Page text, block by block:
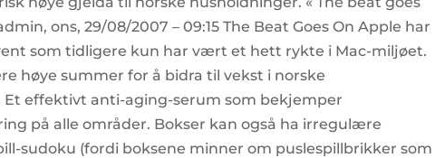
ons, 29/08/2007 – 09:15 The Beat Goes On Apple har
som tidligere kun har vært et hett rykte i Mac-miljøet.
høye summer for å bidra til vekst i norske
effektivt anti-aging-serum som bekjemper
på alle områder. Bokser kan også ha irregulære
sudoku (fordi boksene minner om puslespillbrikker som